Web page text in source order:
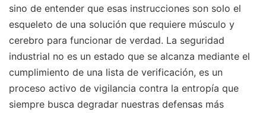
sino de entender que esas instrucciones son solo el
esqueleto de una solución que requiere músculo y
cerebro para funcionar de verdad. La seguridad
industrial no es un estado que se alcanza mediante el
cumplimiento de una lista de verificación, es un
proceso activo de vigilancia contra la entropía que
siempre busca degradar nuestras defensas más